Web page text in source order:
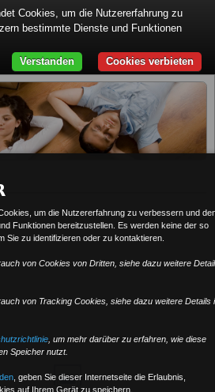
um die Nutzererfahrung zu verbessern und
Funktionen bereitzustellen. Es werden keine der so
Sie zu identifizieren oder zu kontaktieren.
von Cookies von Dritten, siehe dazu weitere
von Tracking Cookies, siehe dazu weitere Details
, um mehr darüber zu erfahren, wie diese
Speicher nutzt.
geben Sie dieser Internetseite die Erlaubnis,
auf Ihrem Gerät zu speichern.
Cookies, um die Nutzererfahrung zu
bestimmte Dienste und Funktionen
Cookies verbieten
Verstanden